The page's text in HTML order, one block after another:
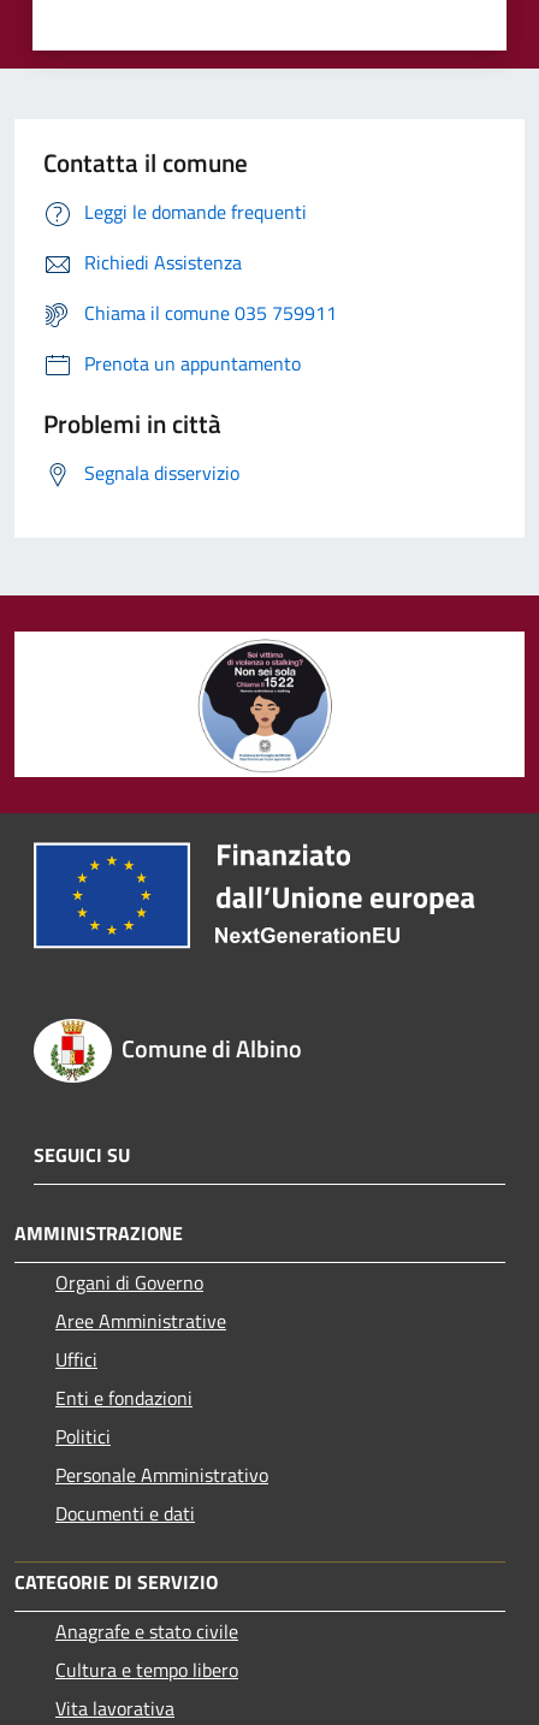
Contatta il comune
Leggi le domande frequenti
Richiedi Assistenza
Chiama il comune 035 759911
Prenota un appuntamento
Problemi in città
Segnala disservizio
Comune di Albino
SEGUICI SU
AMMINISTRAZIONE
Organi di Governo
Aree Amministrative
Uffici
Enti e fondazioni
Politici
Personale Amministrativo
Documenti e dati
CATEGORIE DI SERVIZIO
Anagrafe e stato civile
Cultura e tempo libero
Vita lavorativa